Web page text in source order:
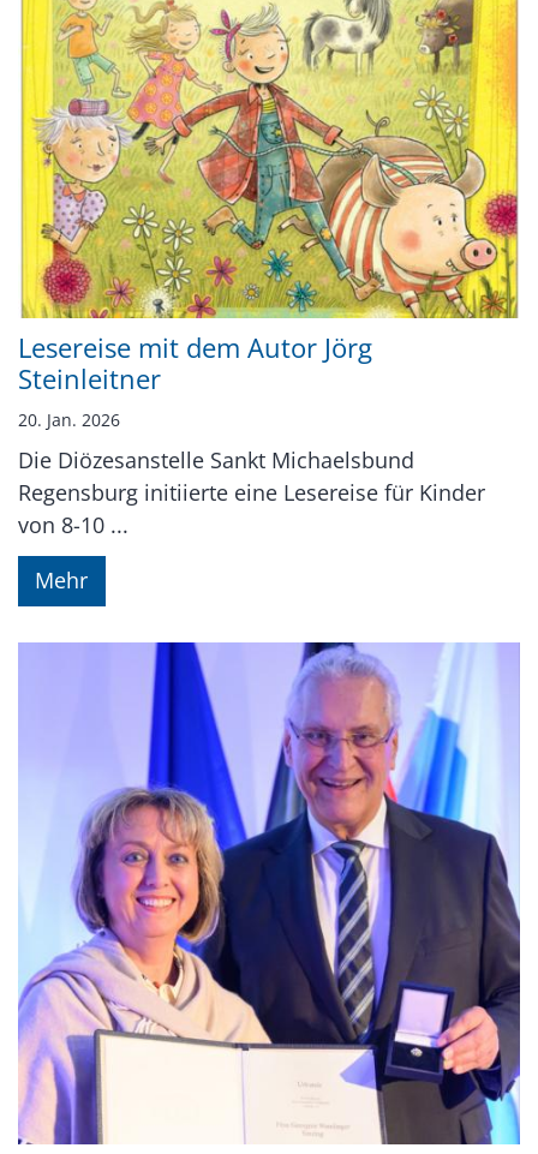
Lesereise mit dem Autor Jörg
Steinleitner
20. Jan. 2026
Die Diözesanstelle Sankt Michaelsbund
Regensburg initiierte eine Lesereise für Kinder
von 8-10 ...
Mehr